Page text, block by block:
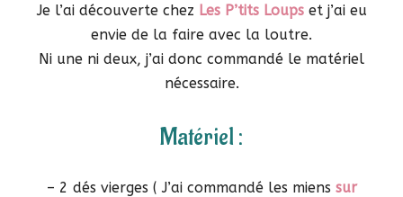
Je l’ai découverte chez Les P’tits Loupset j’ai eu
envie de la faire avec la loutre.
Ni une ni deux, j’ai donc commandé le matériel
nécessaire.
Matériel :
– 2 dés vierges ( J’ai commandé les miens sur